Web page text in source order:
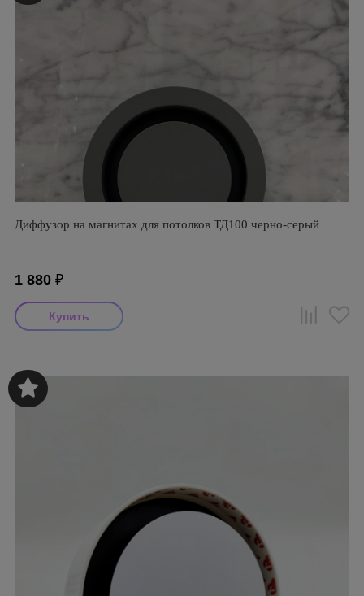
Диффузор на магнитах для потолков ТД100 черно-серый
1 880 ₽